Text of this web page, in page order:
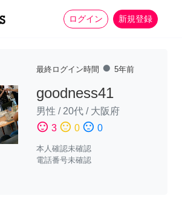
ログイン 新規登録
家事 more_horiz
最終ログイン時間 fiber_manual_record 5年前
goodness41
男性 / 20代 / 大阪府
sentiment_satisfied 3 sentiment_neutral 0 sentiment_dissatisfied 0
本人確認未確認
電話番号未確認